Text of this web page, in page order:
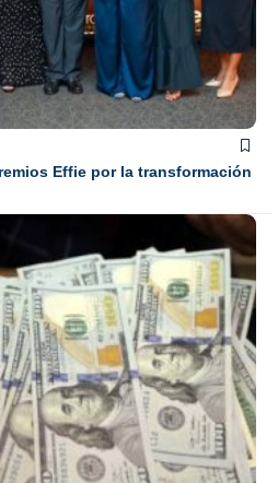
Effie por la transformación